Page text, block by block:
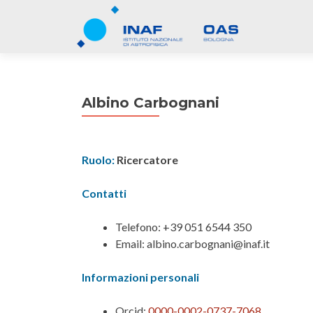
Albino Carbognani
Ruolo: Ricercatore
Contatti
Telefono: +39 051 6544 350
Email: albino.carbognani@inaf.it
Informazioni personali